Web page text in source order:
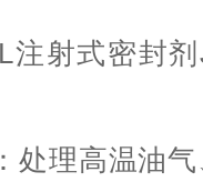
注射式密封
处理高温油